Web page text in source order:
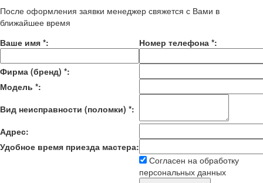
После оформления заявки менеджер свяжется с Вами в
ближайшее время
Ваше имя *: Номер телефона *:
Фирма (бренд) *:
Модель *:
Вид неисправности (поломки) *:
Адрес:
Удобное время приезда мастера:
Согласен на обработку
персональных данных